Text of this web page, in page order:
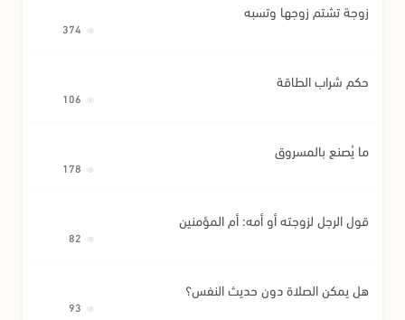
زوجة تشتم زوجها وتسبه
حكم شراب الطاقة
ما يُصنع بالمسروق
قول الرجل لزوجته أو أمه: أم المؤمنين
هل يمكن الصلاة دون حديث النفس؟